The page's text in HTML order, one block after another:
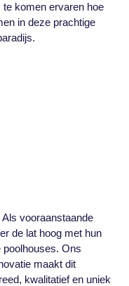
te komen ervaren hoe
in deze prachtige
vooraanstaande
de lat hoog met hun
poolhouses. Ons
maakt dit
kwalitatief en uniek